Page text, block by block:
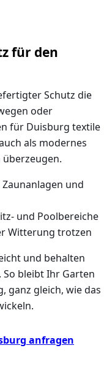
für den
Schutz die
oder
für Duisburg textile
als modernes
und
und Poolbereiche
Witterung trotzen
und behalten
So bleibt Ihr Garten
ganz gleich, wie das
anfragen